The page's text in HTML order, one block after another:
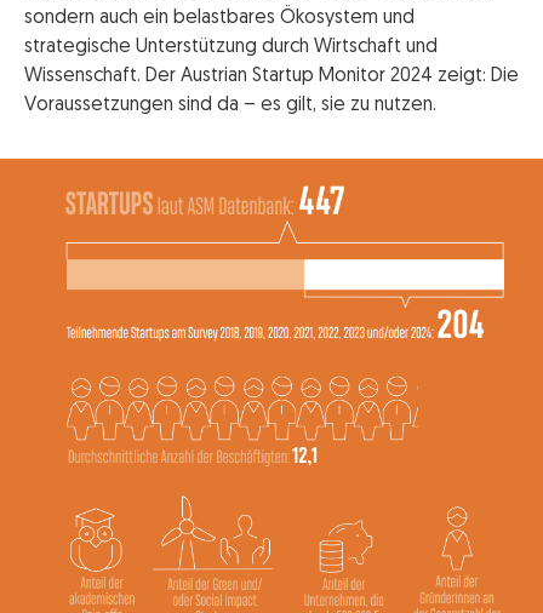
sondern auch ein belastbares Ökosystem und
strategische Unterstützung durch Wirtschaft und
Wissenschaft. Der Austrian Startup Monitor 2024 zeigt: Die
Voraussetzungen sind da – es gilt, sie zu nutzen.